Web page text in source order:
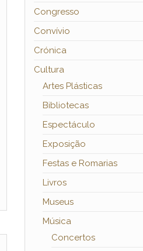
Congresso
Convívio
Crónica
Cultura
Artes Plásticas
Bibliotecas
Espectáculo
Exposição
Festas e Romarias
Livros
Museus
Música
Concertos